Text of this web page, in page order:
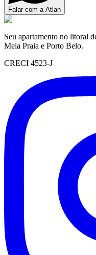
Falar com a Atlan
Seu apartamento no litoral
Meia Praia e Porto Belo.
CRECI 4523-J